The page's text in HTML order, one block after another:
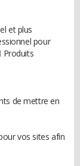
et plus
pour
Produits
de mettre en
vos sites afin